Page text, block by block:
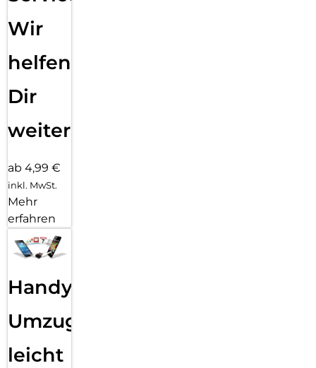
Wir
helfen
Dir
weiter
ab 4,99 €
inkl. MwSt.
Mehr
erfahren
Handy
Umzug
leicht